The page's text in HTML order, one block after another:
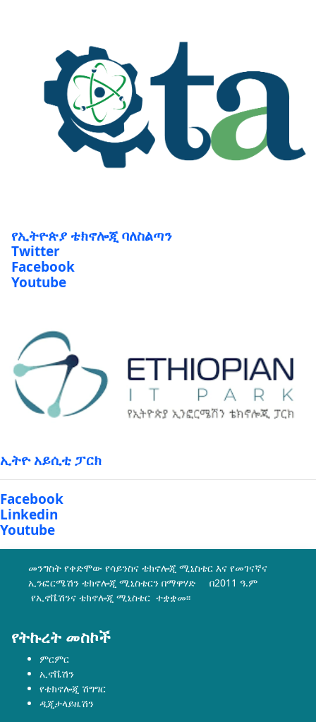
የኢትዮጵያ ቴክኖሎጂ ባለስልጣን
Twitter
Facebook
Youtube
ኢትዮ አይሲቲ ፓርክ
Facebook
Linkedin
Youtube
መንግስት የቀድሞው የሳይንስና ቴክኖሎጂ ሚኒስቴር እና የመገናኛና
ኢንፎርሜሽን ቴክኖሎጂ ሚኒስቴርን በማዋሃድ በ2011 ዓ.ም
የኢኖቬሽንና ቴክኖሎጂ ሚኒስቴር ተቋቋመ፡፡
የትኩረት መስኮች
ምርምር
ኢኖቬሽን
የቴክኖሎጂ ሽግግር
ዲጂታላይዜሽን